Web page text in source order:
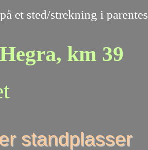
et sted/strekning i
km 39
standplasser